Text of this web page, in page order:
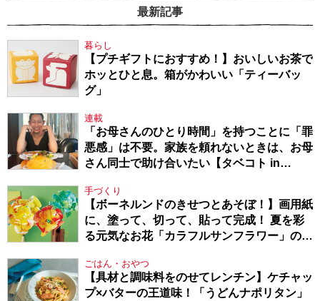
最新記事
暮らし
【プチギフトにおすすめ！】おいしいお茶で
ホッとひと息。箱がかわいい「ティーバッ
グ」
連載
「お母さんのひとり時間」を持つことに「罪
悪感」は不要。家族を頼れないときは、お母
さん同士で助け合いたい【タベコト in
手づくり
【ボーネルンドのきせつとあそぼ！】画用紙
に、塗って、切って、貼って完成！ 夏を彩
る元気なお花「カラフルサンフラワー」の作
ごはん・おやつ
【具材と調味料をのせてレンチン】ケチャッ
プ×バターの王道味！「うどんナポリタン」